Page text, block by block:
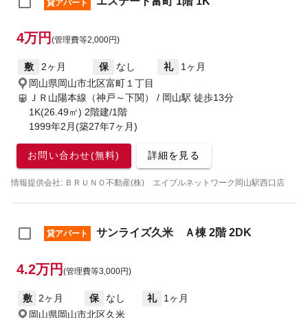
貸アパート
4万円 (管理費等2,000円)
敷 2ヶ月 保 なし 礼
1ヶ月
岡山県岡山市北区富町１丁目
ＪＲ山陽本線（神戸～下関） / 岡山駅 徒歩13分
1K(26.49㎡) 2階建/1階
1999年2月(築27年7ヶ月)
お問い合わせ(無料) 詳細を見る
情報提供会社: ＢＲＵＮＯ不動産(株) エイブルネットワーク岡山駅西口店
貸アパート サンライズ久米 Ａ棟 2階 2DK
4.2万円 (管理費等3,000円)
敷 2ヶ月 保 なし 礼
1ヶ月
岡山県岡山市北区久米